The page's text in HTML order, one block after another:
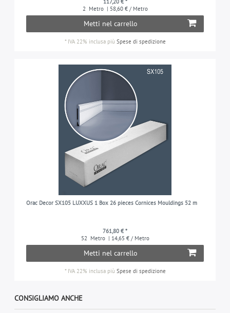
2 Metro | 58,60 € / Metro
Metti nel carrello
* IVA 22% inclusapiù Spese di spedizione
Orac Decor SX105 LUXXUS 1 Box 26 pieces Cornices Mouldings 52 m
761,80 € *
52 Metro | 14,65 € / Metro
Metti nel carrello
* IVA 22% inclusapiù Spese di spedizione
CONSIGLIAMO ANCHE